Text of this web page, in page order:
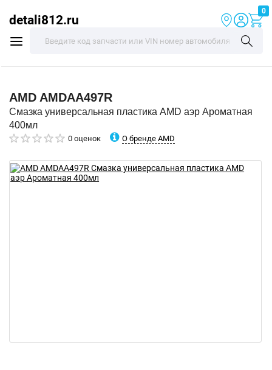
detali812.ru
0
AMD AMDAA497R
Смазка универсальная пластика AMD аэр Ароматная
400мл
0 оценок О бренде AMD